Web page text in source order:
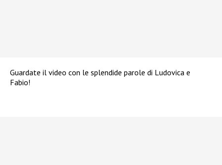
Guardate il video con le splendide parole di Ludovica e
Fabio!